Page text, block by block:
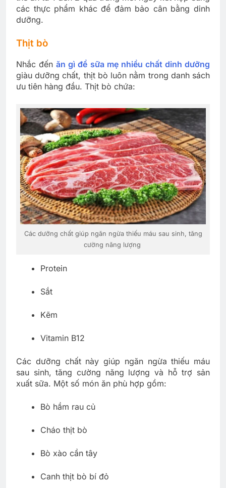
các thực phẩm khác để đảm bảo cân bằng dinh
dưỡng.
Thịt bò
Nhắc đếnăn gì để sữa mẹ nhiều chất dinh dưỡng
giàu dưỡng chất, thịt bò luôn nằm trong danh sách
ưu tiên hàng đầu. Thịt bò chứa:
Các dưỡng chất giúp ngăn ngừa thiếu máu sau sinh, tăng
cường năng lượng
Protein
Sắt
Kẽm
Vitamin B12
Các dưỡng chất này giúp ngăn ngừa thiếu máu
sau sinh, tăng cường năng lượng và hỗ trợ sản
xuất sữa. Một số món ăn phù hợp gồm:
Bò hầm rau củ
Cháo thịt bò
Bò xào cần tây
Canh thịt bò bí đỏ